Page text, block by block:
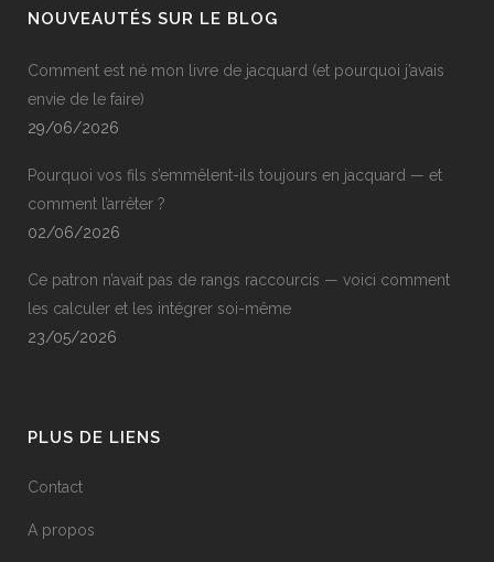
NOUVEAUTÉS SUR LE BLOG
Comment est né mon livre de jacquard (et pourquoi j’avais
envie de le faire)
29/06/2026
Pourquoi vos fils s’emmêlent-ils toujours en jacquard — et
comment l’arrêter ?
02/06/2026
Ce patron n’avait pas de rangs raccourcis — voici comment
les calculer et les intégrer soi-même
23/05/2026
PLUS DE LIENS
Contact
A propos